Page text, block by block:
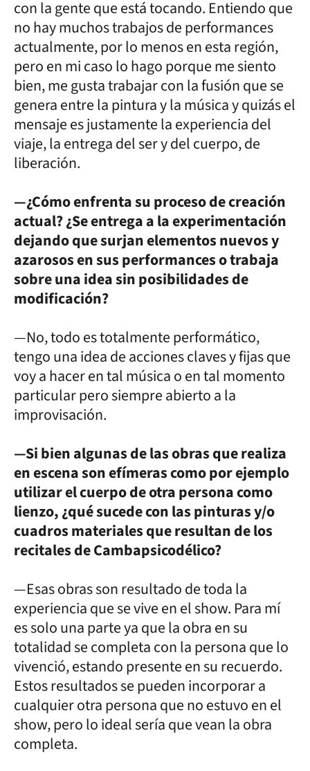
con la gente que está tocando. Entiendo que
no hay muchos trabajos de performances
actualmente, por lo menos en esta región,
pero en mi caso lo hago porque me siento
bien, me gusta trabajar con la fusión que se
genera entre la pintura y la música y quizás el
mensaje es justamente la experiencia del
viaje, la entrega del ser y del cuerpo, de
liberación.
—¿Cómo enfrenta su proceso de creación
actual? ¿Se entrega a la experimentación
dejando que surjan elementos nuevos y
azarosos en sus performances o trabaja
sobre una idea sin posibilidades de
modificación?
—No, todo es totalmente performático,
tengo una idea de acciones claves y fijas que
voy a hacer en tal música o en tal momento
particular pero siempre abierto a la
improvisación.
—Si bien algunas de las obras que realiza
en escena son efímeras como por ejemplo
utilizar el cuerpo de otra persona como
lienzo, ¿qué sucede con las pinturas y/o
cuadros materiales que resultan de los
recitales de Cambapsicodélico?
—Esas obras son resultado de toda la
experiencia que se vive en el show. Para mí
es solo una parte ya que la obra en su
totalidad se completa con la persona que lo
vivenció, estando presente en su recuerdo.
Estos resultados se pueden incorporar a
cualquier otra persona que no estuvo en el
show, pero lo ideal sería que vean la obra
completa.